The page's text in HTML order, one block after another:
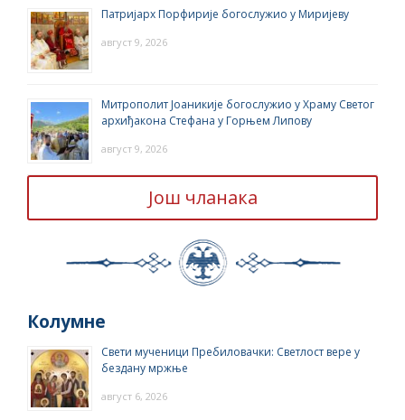
Патријарх Порфирије богослужио у Миријеву
август 9, 2026
Митрополит Јоаникије богослужио у Храму Светог
архиђакона Стефана у Горњем Липову
август 9, 2026
Још чланака
Колумне
Свети мученици Пребиловачки: Светлост вере у
бездану мржње
август 6, 2026